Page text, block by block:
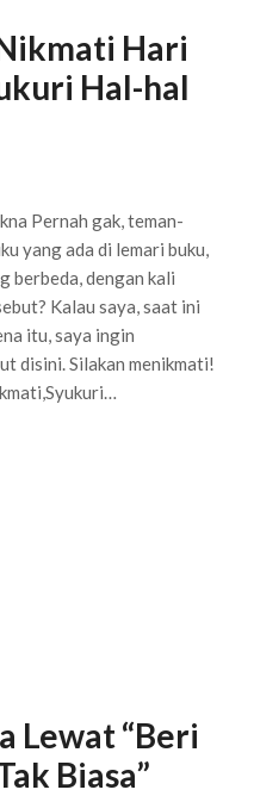
Hari
Hal-hal
Pernah gak, teman-
yang ada di lemari buku,
berbeda, dengan kali
Kalau saya, saat ini
itu, saya ingin
disini. Silakan menikmati!
Lewat “Beri
Biasa”